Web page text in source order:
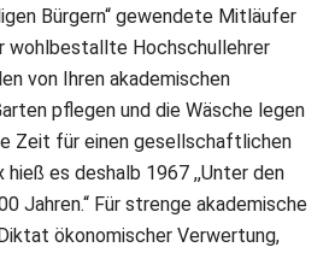
Bürgern“ gewendete Mitläufer
wohlbestallte Hochschullehrer
von Ihren akademischen
pflegen und die Wäsche legen
Zeit für einen gesellschaftlichen
hieß es deshalb 1967 ,,Unter den
Jahren.“ Für strenge akademische
ökonomischer Verwertung,